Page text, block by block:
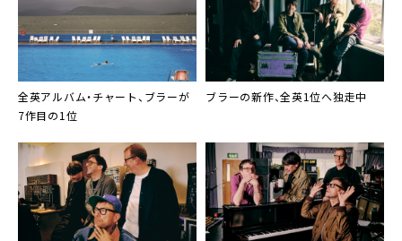
全英アルバム・チャート、ブラーが
7作目の1位
ブラーの新作、全英1位へ独走中